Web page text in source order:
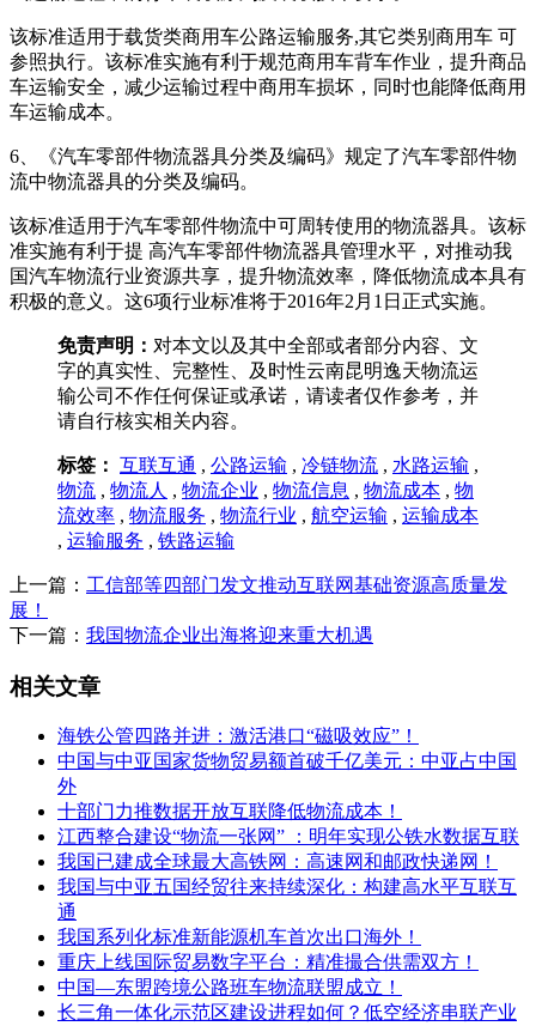
该标准适用于载货类商用车公路运输服务,其它类别商用车 可
参照执行。该标准实施有利于规范商用车背车作业，提升商品
车运输安全，减少运输过程中商用车损坏，同时也能降低商用
车运输成本。
6、《汽车零部件物流器具分类及编码》规定了汽车零部件物
流中物流器具的分类及编码。
该标准适用于汽车零部件物流中可周转使用的物流器具。该标
准实施有利于提 高汽车零部件物流器具管理水平，对推动我
国汽车物流行业资源共享，提升物流效率，降低物流成本具有
积极的意义。这6项行业标准将于2016年2月1日正式实施。
免责声明： 对本文以及其中全部或者部分内容、文
字的真实性、完整性、及时性云南昆明逸天物流运
输公司不作任何保证或承诺，请读者仅作参考，并
请自行核实相关内容。
标签： 互联互通 , 公路运输 , 冷链物流 , 水路运输 ,
物流 , 物流人 , 物流企业 , 物流信息 , 物流成本 , 物
流效率 , 物流服务 , 物流行业 , 航空运输 , 运输成本
, 运输服务 , 铁路运输
上一篇： 工信部等四部门发文推动互联网基础资源高质量发
展！
下一篇： 我国物流企业出海将迎来重大机遇
相关文章
海铁公管四路并进：激活港口“磁吸效应”！
中国与中亚国家货物贸易额首破千亿美元：中亚占中国
外
十部门力推数据开放互联降低物流成本！
江西整合建设“物流一张网” ：明年实现公铁水数据互联
我国已建成全球最大高铁网：高速网和邮政快递网！
我国与中亚五国经贸往来持续深化：构建高水平互联互
通
我国系列化标准新能源机车首次出口海外！
重庆上线国际贸易数字平台：精准撮合供需双方！
中国—东盟跨境公路班车物流联盟成立！
长三角一体化示范区建设进程如何？低空经济串联产业